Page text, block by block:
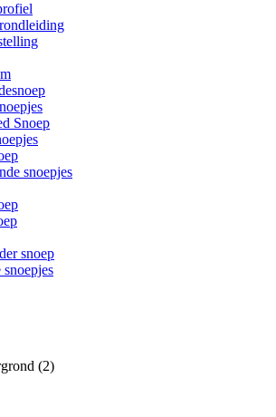
Snoep
snoepjes
snoep
snoepjes